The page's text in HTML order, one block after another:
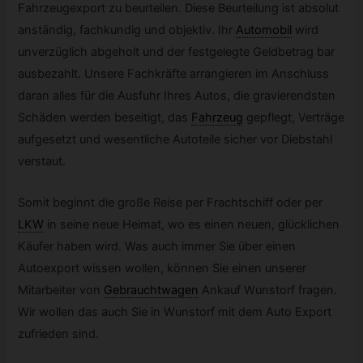
Fahrzeugexport zu beurteilen. Diese Beurteilung ist absolut
anständig, fachkundig und objektiv. Ihr Automobil wird
unverzüglich abgeholt und der festgelegte Geldbetrag bar
ausbezahlt. Unsere Fachkräfte arrangieren im Anschluss
daran alles für die Ausfuhr Ihres Autos, die gravierendsten
Schäden werden beseitigt, das Fahrzeug gepflegt, Verträge
aufgesetzt und wesentliche Autoteile sicher vor Diebstahl
verstaut.
Somit beginnt die große Reise per Frachtschiff oder per
LKW in seine neue Heimat, wo es einen neuen, glücklichen
Käufer haben wird. Was auch immer Sie über einen
Autoexport wissen wollen, können Sie einen unserer
Mitarbeiter von Gebrauchtwagen Ankauf Wunstorf fragen.
Wir wollen das auch Sie in Wunstorf mit dem Auto Export
zufrieden sind.